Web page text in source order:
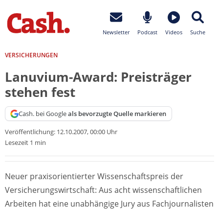
Newsletter Podcast Videos Suche
VERSICHERUNGEN
Lanuvium-Award: Preisträger
stehen fest
Cash. bei Googleals bevorzugte Quelle markieren
Veröffentlichung: 12.10.2007, 00:00 Uhr
Lesezeit 1 min
Neuer praxisorientierter Wissenschaftspreis der
Versicherungswirtschaft: Aus acht wissenschaftlichen
Arbeiten hat eine unabhängige Jury aus Fachjournalisten